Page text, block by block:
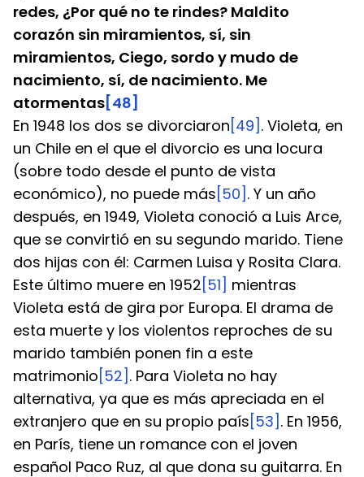
redes, ¿Por qué no te rindes? Maldito
corazón sin miramientos, sí, sin
miramientos, Ciego, sordo y mudo de
nacimiento, sí, de nacimiento. Me
atormentas[48]
En 1948 los dos se divorciaron [49] . Violeta, en
un Chile en el que el divorcio es una locura
(sobre todo desde el punto de vista
económico), no puede más [50] . Y un año
después, en 1949, Violeta conoció a Luis Arce,
que se convirtió en su segundo marido. Tiene
dos hijas con él: Carmen Luisa y Rosita Clara.
Este último muere en 1952 [51] mientras
Violeta está de gira por Europa. El drama de
esta muerte y los violentos reproches de su
marido también ponen fin a este
matrimonio [52] . Para Violeta no hay
alternativa, ya que es más apreciada en el
extranjero que en su propio país [53] . En 1956,
en París, tiene un romance con el joven
español Paco Ruz, al que dona su guitarra. En